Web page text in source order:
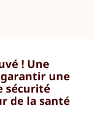
! Une
une
sécurité
de la santé